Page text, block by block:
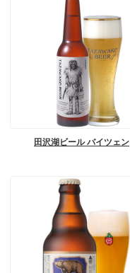
田沢湖ビール バイツェン